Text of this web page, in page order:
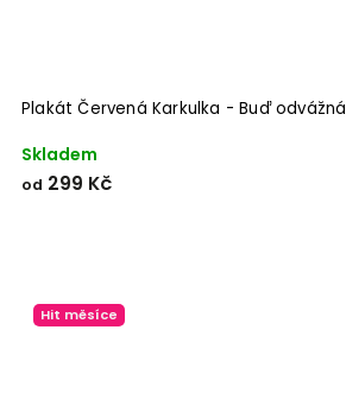
Plakát Červená Karkulka - Buď odvážná
Skladem
od 299 Kč
Hit měsíce